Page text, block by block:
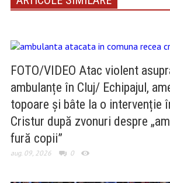
FOTO/VIDEO Atac violent
ambulanțe în Cluj/ Echipajul,
topoare și bâte la o intervenție
Cristur după zvonuri despre
fură copii”
aug. 09, 2026 0